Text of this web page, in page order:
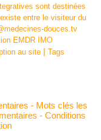
sont destinées
entre le visiteur du
douces.tv
EMDR IMO
au site | Tags
- Mots clés les
- Conditions